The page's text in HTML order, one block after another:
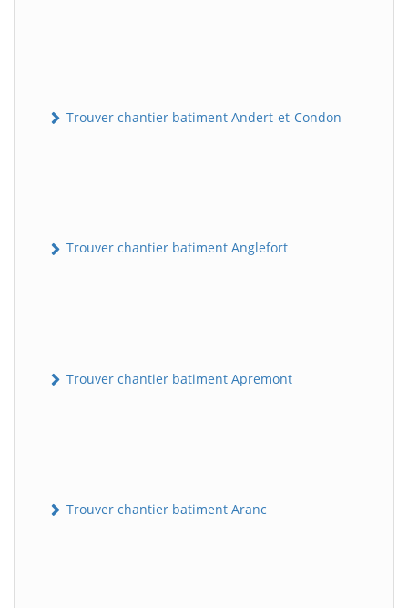
Trouver chantier batiment Andert-et-Condon
Trouver chantier batiment Anglefort
Trouver chantier batiment Apremont
Trouver chantier batiment Aranc